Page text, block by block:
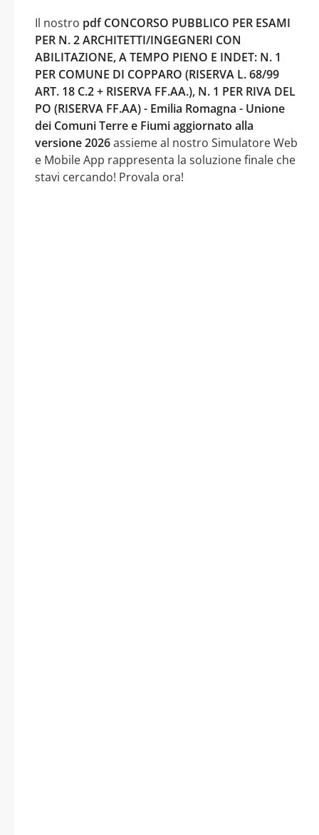
Il nostro pdf CONCORSO PUBBLICO PER ESAMI
PER N. 2 ARCHITETTI/INGEGNERI CON
ABILITAZIONE, A TEMPO PIENO E INDET: N. 1
PER COMUNE DI COPPARO (RISERVA L. 68/99
ART. 18 C.2 + RISERVA FF.AA.), N. 1 PER RIVA DEL
PO (RISERVA FF.AA) - Emilia Romagna - Unione
dei Comuni Terre e Fiumi aggiornato alla
versione 2026assieme al nostro Simulatore Web
e Mobile App rappresenta la soluzione finale che
stavi cercando! Provala ora!